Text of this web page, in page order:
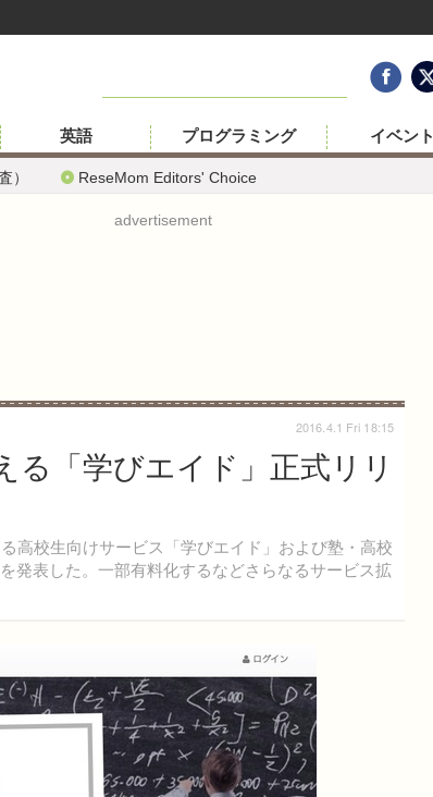
） ReseMom Editors' Choice
英語 プログラミング イベント
advertisement
る「学びエイド」正式リリ
高校生向けサービス「学びエイド」および塾・高校
発表した。一部有料化するなどさらなるサービス拡
2016.4.1 Fri 18:15